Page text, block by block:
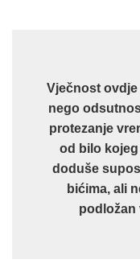
Vječnost
nego
protezanje
od bilo
doduše
bićima, ali
podložan